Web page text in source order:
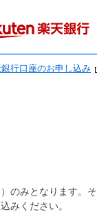
行口座のお申し込み
のみとなります。そ
みください。